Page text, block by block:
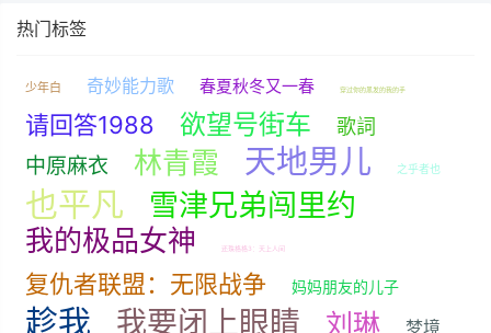
热门标签
少年白 奇妙能力歌 春夏秋冬又一春 穿过你的黑发的我的手
请回答1988 欲望号街车 歌詞
中原麻衣 林青霞 天地男儿 之乎者也
也平凡 雪津兄弟闯里约
我的极品女神 还珠格格3：天上人间
复仇者联盟：无限战争 妈妈朋友的儿子
趁我 我要闭上眼睛 刘琳 梦境